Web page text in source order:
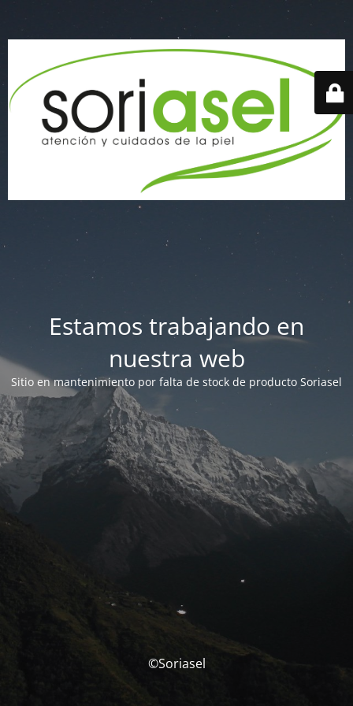
Estamos trabajando en
nuestra web
Sitio en mantenimiento por falta de stock de producto Soriasel
©Soriasel